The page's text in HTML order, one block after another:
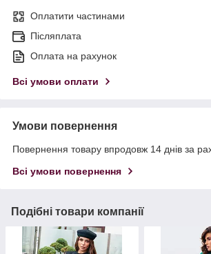
Оплатити частинами
Післяплата
Оплата на рахунок
Всі умови оплати
Умови повернення
Повернення товару впродовж 14 днів за
Всі умови повернення
Подібні товари компанії